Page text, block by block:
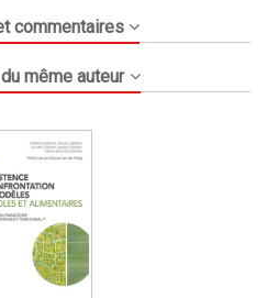
commentaires
même auteur